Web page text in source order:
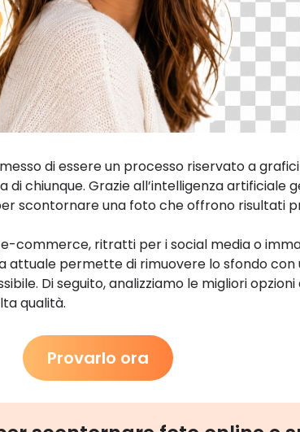
di essere un processo riservato a
chiunque. Grazie all’intelligenza artificiale
scontornare una foto che offrono risultati
commerce, ritratti per i social media o
attuale permette di rimuovere lo sfondo con
Di seguito, analizziamo le migliori
qualità.
Provarlo ora